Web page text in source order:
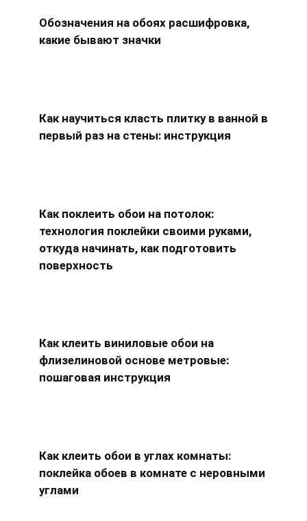
Обозначения на обоях расшифровка,
какие бывают значки
Как научиться класть плитку в ванной в
первый раз на стены: инструкция
Как поклеить обои на потолок:
технология поклейки своими руками,
откуда начинать, как подготовить
поверхность
Как клеить виниловые обои на
флизелиновой основе метровые:
пошаговая инструкция
Как клеить обои в углах комнаты:
поклейка обоев в комнате с неровными
углами